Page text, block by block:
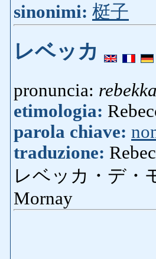
sinonimi: 梃子
レベッカ
pronuncia:
etimologia:
parola chiave:
traduzione:
レベッカ・デ・
Mornay